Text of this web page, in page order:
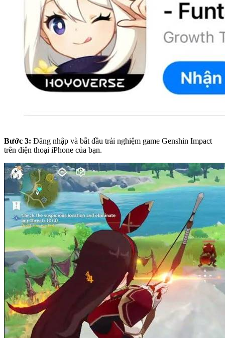
Bước 3: Đăng nhập và bắt đầu trải nghiệm game Genshin Impact
trên điện thoại iPhone của bạn.